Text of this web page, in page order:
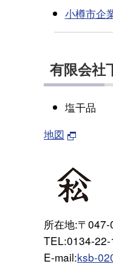
小樽市企
有限会社
塩干品
地図
所在地:〒
TEL:0134-
E-mail:ksb-